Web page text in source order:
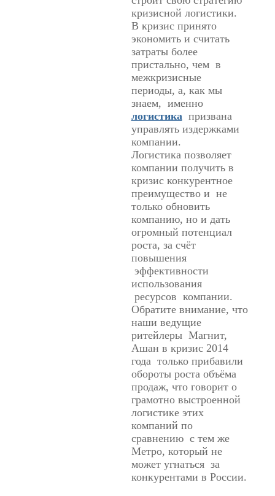
кризисной логистики.
В кризис принято
экономить и считать
затраты более
пристально, чем в
межкризисные
периоды, а, как мы
знаем, именно
логистикапризвана
управлять издержками
компании.
Логистика позволяет
компании получить в
кризис конкурентное
преимущество и не
только обновить
компанию, но и дать
огромный потенциал
роста, за счёт
повышения
эффективности
использования
ресурсов компании.
Обратите внимание, что
наши ведущие
ритейлеры Магнит,
Ашан в кризис 2014
года только прибавили
обороты роста объёма
продаж, что говорит о
грамотно выстроенной
логистике этих
компаний по
сравнению с тем же
Метро, который не
может угнаться за
конкурентами в России.